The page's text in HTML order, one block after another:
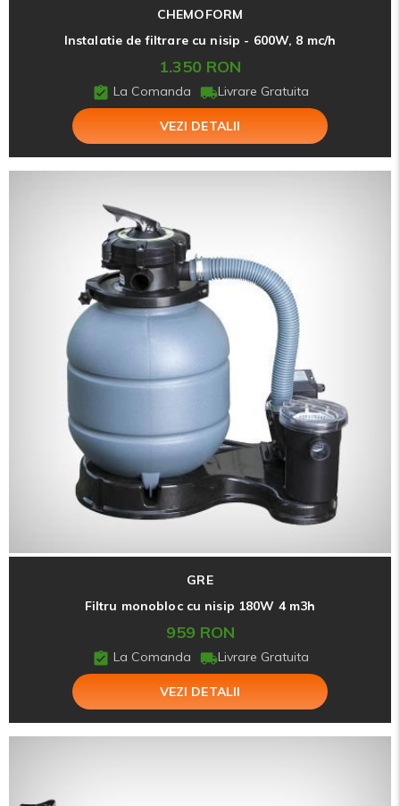
CHEMOFORM
Instalatie de filtrare cu nisip - 600W, 8 mc/h
1.350 RON
La Comanda Livrare Gratuita
VEZI DETALII
GRE
Filtru monobloc cu nisip 180W 4 m3h
959 RON
La Comanda Livrare Gratuita
VEZI DETALII